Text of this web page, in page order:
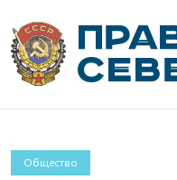
Общество